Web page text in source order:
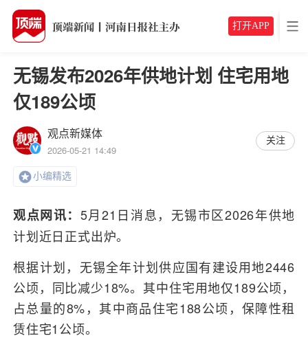
打开APP
无锡发布2026年供地计划 住宅用地
仅189公顷
观点新媒体
2026-05-21 14:49
关注
小编精选
观点网讯： 5月21日消息，无锡市区2026年供地
计划近日正式出炉。
根据计划，无锡全年计划供应国有建设用地2446
公顷，同比减少18%。其中住宅用地仅189公顷，
占总量的8%，其中商品住宅188公顷，保障性租
赁住宅1公顷。